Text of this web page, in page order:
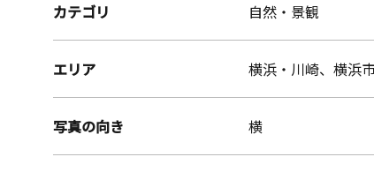
カテゴリ 自然・景観
エリア 横浜・川崎、横浜
写真の向き 横